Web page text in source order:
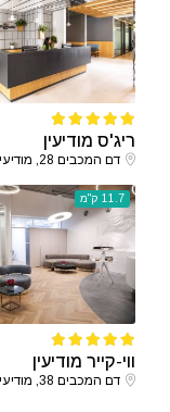
ריג'ס מודיעין
דם המכבים 28, מודיעין
11.7 ק"מ
ווי-קייר מודיעין
דם המכבים 38, מודיעין